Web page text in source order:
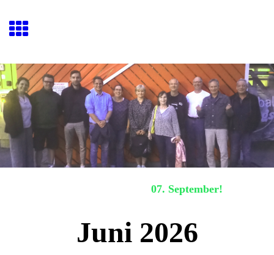
07. September!
Juni 2026